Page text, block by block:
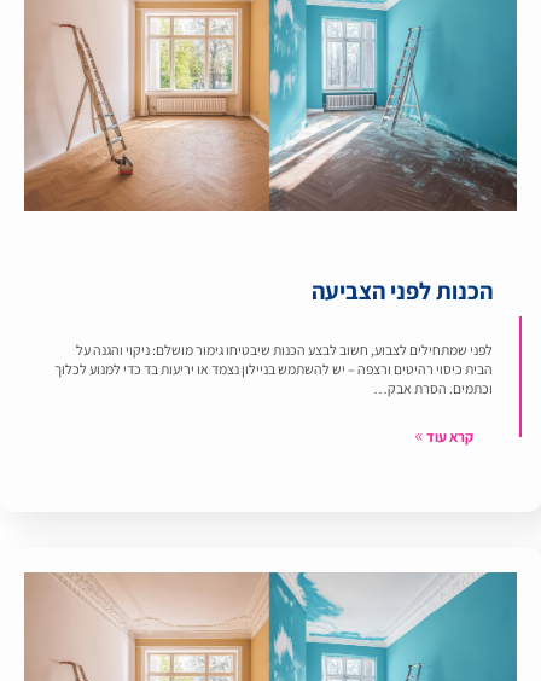
הכנות לפני הצביעה
לפני שמתחילים לצבוע, חשוב לבצע הכנות שיבטיחו גימור מושלם: ניקוי והגנה על
הבית כיסוי רהיטים ורצפה – יש להשתמש בניילון נצמד או יריעות בד כדי למנוע לכלוך
וכתמים. הסרת אבק…
קרא עוד